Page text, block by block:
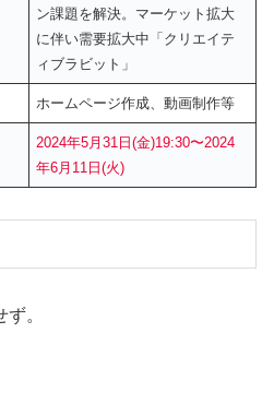
ン課題を解決。マーケット拡大
に伴い需要拡大中「クリエイテ
ィブラビット」
ホームページ作成、動画制作等
2024年5月31日(金)19:30〜2024
年6月11日(火)
。